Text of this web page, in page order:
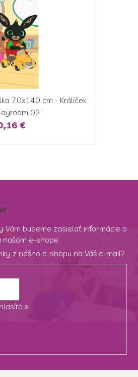
70x140 cm - Králíček
02"
€
Vám budeme zasielať informácie o
e-shope.
z nášho e-shopu na Váš e-mail?
s